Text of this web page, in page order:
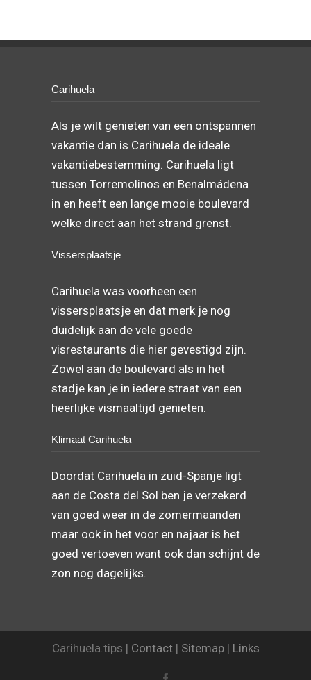
Carihuela
Als je wilt genieten van een ontspannen
vakantie dan is Carihuela de ideale
vakantiebestemming. Carihuela ligt
tussen Torremolinos en Benalmádena
in en heeft een lange mooie boulevard
welke direct aan het strand grenst.
Vissersplaatsje
Carihuela was voorheen een
vissersplaatsje en dat merk je nog
duidelijk aan de vele goede
visrestaurants die hier gevestigd zijn.
Zowel aan de boulevard als in het
stadje kan je in iedere straat van een
heerlijke vismaaltijd genieten.
Klimaat Carihuela
Doordat Carihuela in zuid-Spanje ligt
aan de Costa del Sol ben je verzekerd
van goed weer in de zomermaanden
maar ook in het voor en najaar is het
goed vertoeven want ook dan schijnt de
zon nog dagelijks.
Carihuela.tips | Contact | Sitemap| Links